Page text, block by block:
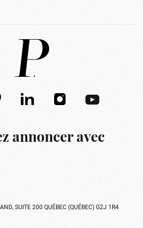
annoncer avec
SUITE 200 QUÉBEC (QUÉBEC) G2J 1R4